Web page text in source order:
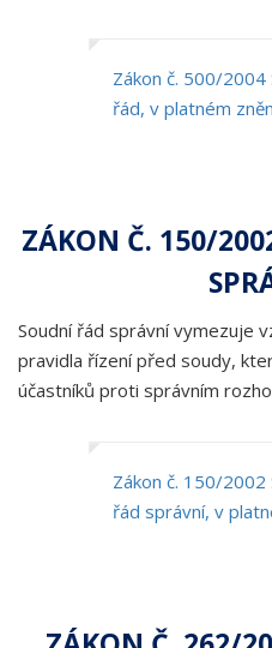
Zákon č. 500/2004
řád, v platném
ZÁKON Č. 150/
Soudní řád správní vymezuje
pravidla řízení před soudy,
účastníků proti správním
Zákon č. 150/2002
řád správní, v